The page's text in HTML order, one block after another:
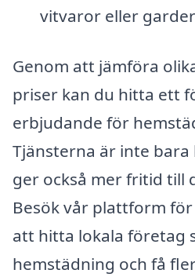
vitvaror eller
Genom att jämföra
priser kan du hitta ett
erbjudande för
Tjänsterna är inte bara
ger också mer fritid till
Besök vår plattform
att hitta lokala företag
hemstädning och få